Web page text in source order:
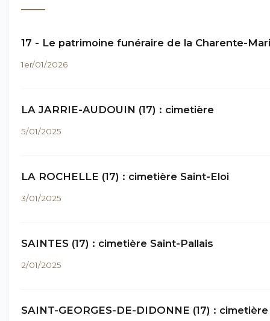
17 - Le patrimoine funéraire de la Charente-
1er/01/2026
LA JARRIE-AUDOUIN (17) : cimetière
5/01/2025
LA ROCHELLE (17) : cimetière Saint-Eloi
3/01/2025
SAINTES (17) : cimetière Saint-Pallais
2/01/2025
SAINT-GEORGES-DE-DIDONNE (17) : cimetière